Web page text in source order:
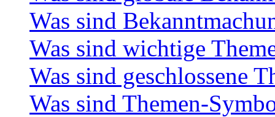
Was sind
Was sind wichtige
Was sind geschlossene
Was sind Themen-